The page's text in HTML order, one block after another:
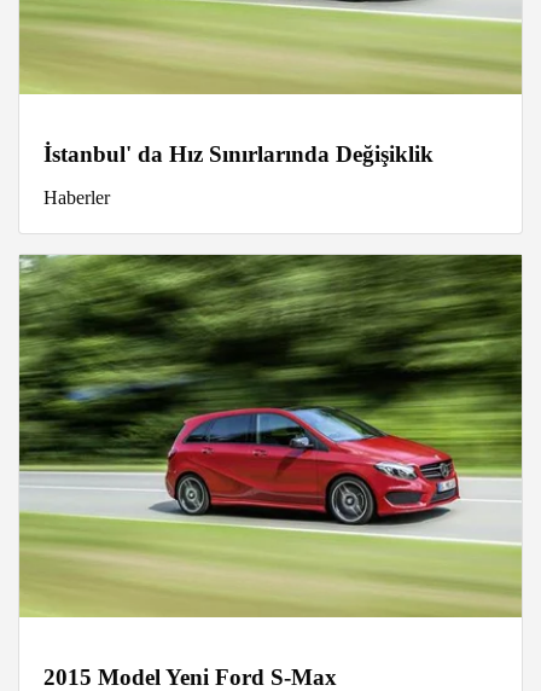
İstanbul' da Hız Sınırlarında Değişiklik
Haberler
2015 Model Yeni Ford S-Max